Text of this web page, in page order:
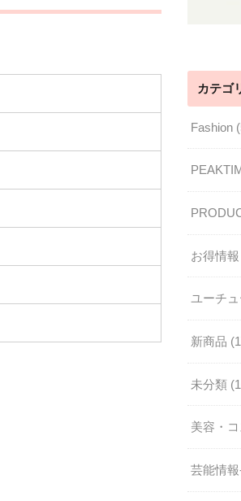
カテゴ
Fashion
お得情報
ユーチ
新商品
未分類
美容・
芸能情